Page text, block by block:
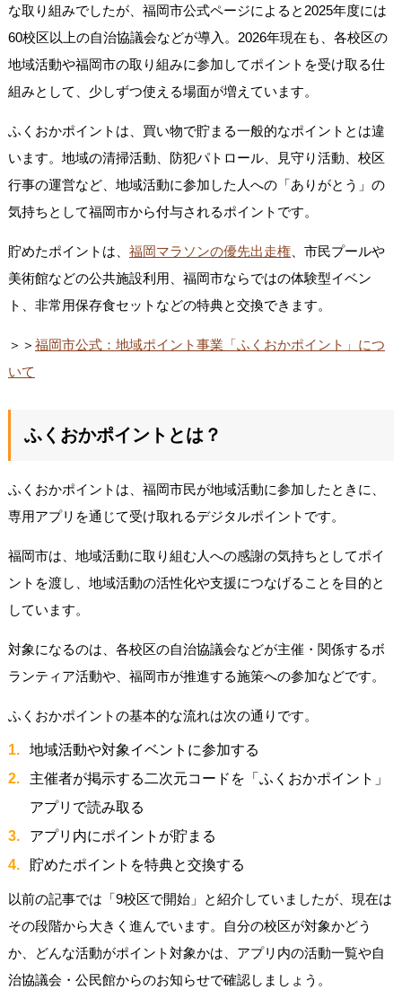
な取り組みでしたが、福岡市公式ページによると2025年度には
60校区以上の自治協議会などが導入。2026年現在も、各校区の
地域活動や福岡市の取り組みに参加してポイントを受け取る仕
組みとして、少しずつ使える場面が増えています。
ふくおかポイントは、買い物で貯まる一般的なポイントとは違
います。地域の清掃活動、防犯パトロール、見守り活動、校区
行事の運営など、地域活動に参加した人への「ありがとう」の
気持ちとして福岡市から付与されるポイントです。
貯めたポイントは、 福岡マラソンの優先出走権、市民プールや
美術館などの公共施設利用、福岡市ならではの体験型イベン
ト、非常用保存食セットなどの特典と交換できます。
＞＞ 福岡市公式：地域ポイント事業「ふくおかポイント」につ
いて
ふくおかポイントとは？
ふくおかポイントは、福岡市民が地域活動に参加したときに、
専用アプリを通じて受け取れるデジタルポイントです。
福岡市は、地域活動に取り組む人への感謝の気持ちとしてポイ
ントを渡し、地域活動の活性化や支援につなげることを目的と
しています。
対象になるのは、各校区の自治協議会などが主催・関係するボ
ランティア活動や、福岡市が推進する施策への参加などです。
ふくおかポイントの基本的な流れは次の通りです。
地域活動や対象イベントに参加する
主催者が掲示する二次元コードを「ふくおかポイント」
アプリで読み取る
アプリ内にポイントが貯まる
貯めたポイントを特典と交換する
以前の記事では「9校区で開始」と紹介していましたが、現在は
その段階から大きく進んでいます。自分の校区が対象かどう
か、どんな活動がポイント対象かは、アプリ内の活動一覧や自
治協議会・公民館からのお知らせで確認しましょう。